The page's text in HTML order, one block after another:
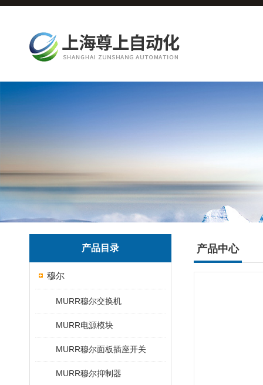
产品目录
穆尔
MURR穆尔交换机
MURR电源模块
MURR穆尔面板插座开关
MURR穆尔抑制器
产品中心